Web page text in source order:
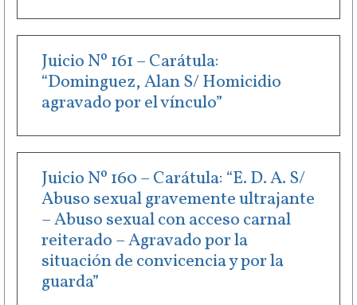
Juicio Nº 161 – Carátula:
“Dominguez, Alan S/ Homicidio
agravado por el vínculo”
Juicio Nº 160 – Carátula: “E. D. A. S/
Abuso sexual gravemente ultrajante
– Abuso sexual con acceso carnal
reiterado – Agravado por la
situación de convicencia y por la
guarda”